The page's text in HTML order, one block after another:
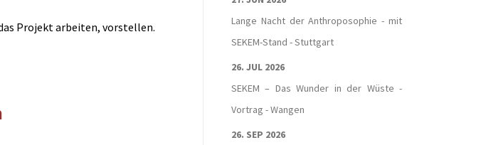
Projekt arbeiten, vorstellen.
Lange Nacht der Anthroposophie - mit
SEKEM-Stand - Stuttgart
26. JUL 2026
SEKEM – Das Wunder in der Wüste -
Vortrag - Wangen
26. SEP 2026